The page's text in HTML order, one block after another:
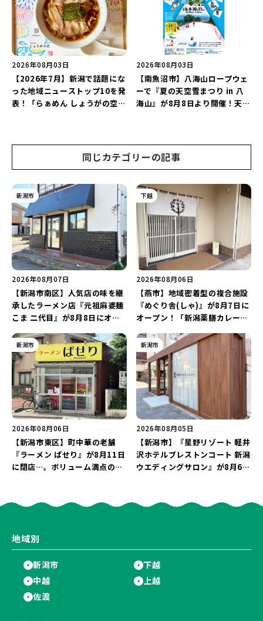
2026年08月03日
【2026年7月】新潟で話題にな
った地域ニューストップ10を発
表！「らぁめん しょうがの空」
2026年08月03日
【南魚沼市】八海山ロープウェ
ーで『夏の天空雪まつり in 八
海山』が8月8日より開催！天然
同じカテゴリーの記事
新潟市
2026年08月07日
【新潟市南区】人気店の味を継
承したラーメン店『元祖麻婆麺
こま 二代目』が8月8日にオー
た「麻婆麺」を復刻♪
下越
2026年08月06日
【燕市】地域密着型の複合施設
『めぐり舎(しゃ)』が8月7日に
オープン！「新潟薬膳カレー
メニューや漆喰アートを楽しも
う♪
新潟市
2026年08月06日
【新潟市東区】町中華の老舗
『ラーメン ぱせり』が8月11日
に閉店…。ボリューム満点の名
新潟市
2026年08月05日
【新潟市】『星野リゾート 軽井
沢ホテルブレストンコート 新潟
ウエディングサロン』が8月6日
地域別
新潟市
下越
中越
上越
佐渡